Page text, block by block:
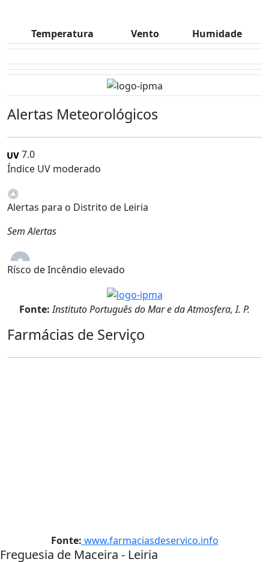
Temperatura Vento Humidade
Alertas Meteorológicos
7.0
Índice UV moderado
Alertas para o Distrito de Leiria
Sem Alertas
Rísco de Incêndio elevado
Fonte: Instituto Português do Mar e da Atmosfera, I. P.
Farmácias de Serviço
Fonte: www.farmaciasdeservico.info
Freguesia de Maceira - Leiria